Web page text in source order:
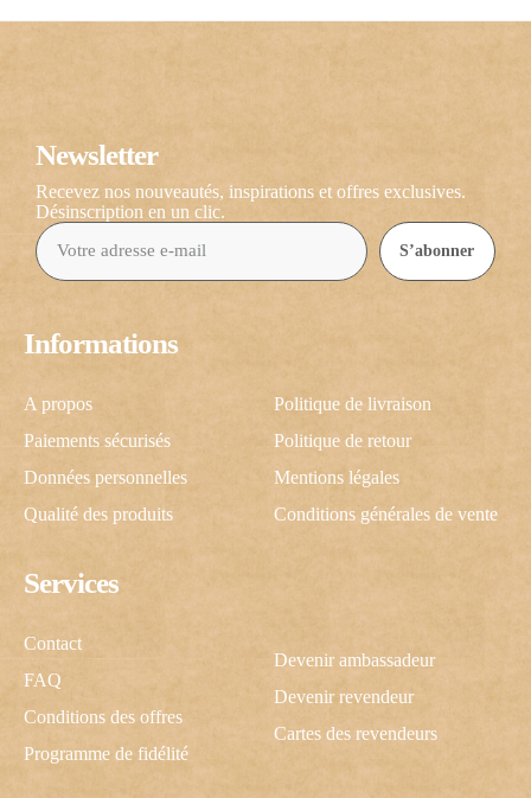
Services
Contact
FAQ
Conditions des offres
Programme de fidélité
Devenir ambassadeur
Devenir revendeur
Cartes des revendeurs
Informations
A propos
Paiements sécurisés
Données personnelles
Qualité des produits
Politique de livraison
Politique de retour
Mentions légales
Conditions générales de vente
Newsletter
Recevez nos nouveautés, inspirations et offres exclusives.
Désinscription en un clic.
S’abonner